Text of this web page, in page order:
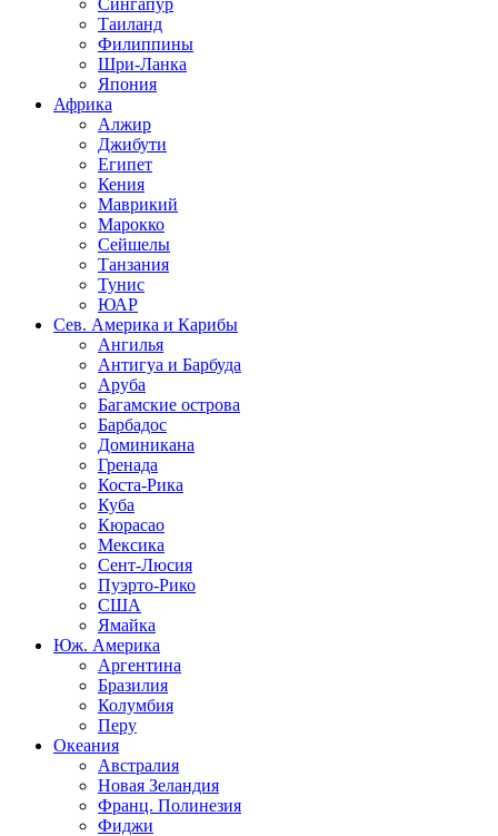
Сингапур
Таиланд
Филиппины
Шри-Ланка
Япония
Африка
Алжир
Джибути
Египет
Кения
Маврикий
Марокко
Сейшелы
Танзания
Тунис
ЮАР
Сев. Америка и Карибы
Ангилья
Антигуа и Барбуда
Аруба
Багамские острова
Барбадос
Доминикана
Гренада
Коста-Рика
Куба
Кюрасао
Мексика
Сент-Люсия
Пуэрто-Рико
США
Ямайка
Юж. Америка
Аргентина
Бразилия
Колумбия
Перу
Океания
Австралия
Новая Зеландия
Франц. Полинезия
Фиджи